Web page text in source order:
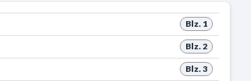
Blz. 1
Blz. 2
Blz. 3